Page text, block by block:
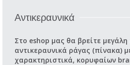
Αντικεραυνικά
Στο eshop μας θα βρείτε μεγάλη
αντικεραυνικά ράγας (πίνακα)
χαρακτηριστικά, κορυφαίων